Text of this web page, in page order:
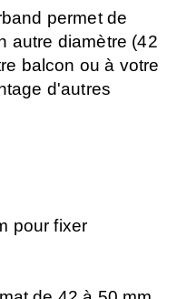
permet de
autre diamètre (42
balcon ou à votre
d'autres
pour fixer